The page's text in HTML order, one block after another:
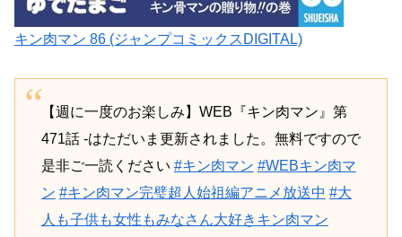
キン肉マン 86 (ジャンプコミックスDIGITAL)
【週に一度のお楽しみ】WEB『キン肉マン』第
471話 -はただいま更新されました。無料ですので
是非ご一読ください #キン肉マン #WEBキン肉マ
ン #キン肉マン完璧超人始祖編アニメ放送中 #大
人も子供も女性もみなさん大好きキン肉マン